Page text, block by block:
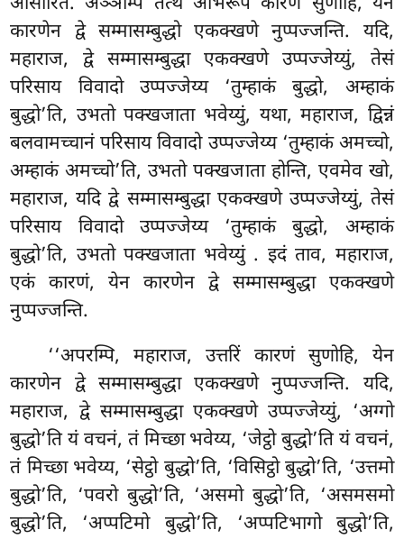
कारणेन द्वे सम्मासम्बुद्धो एकक्खणे नुप्पज्जन्ति. यदि,
महाराज, द्वे सम्मासम्बुद्धा एकक्खणे उप्पज्जेय्युं, तेसं
परिसाय विवादो उप्पज्जेय्य ‘तुम्हाकं बुद्धो, अम्हाकं
बुद्धो’ति, उभतो पक्खजाता भवेय्युं, यथा, महाराज, द्विन्नं
बलवामच्चानं परिसाय विवादो उप्पज्जेय्य ‘तुम्हाकं अमच्चो,
अम्हाकं अमच्चो’ति, उभतो पक्खजाता होन्ति, एवमेव खो,
महाराज, यदि द्वे सम्मासम्बुद्धा एकक्खणे उप्पज्जेय्युं, तेसं
परिसाय विवादो उप्पज्जेय्य ‘तुम्हाकंबुद्धो, अम्हाकं
बुद्धो’ति, उभतो पक्खजाता भवेय्युं . इदं ताव, महाराज,
एकं कारणं, येन कारणेन द्वे सम्मासम्बुद्धा एकक्खणे
नुप्पज्जन्ति.
‘‘अपरम्पि, महाराज, उत्तरिं कारणं सुणोहि, येन
कारणेन द्वे सम्मासम्बुद्धा एकक्खणे नुप्पज्जन्ति. यदि,
महाराज, द्वे सम्मासम्बुद्धा एकक्खणे उप्पज्जेय्युं, ‘अग्गो
बुद्धो’ति यं वचनं, तं मिच्छा भवेय्य, ‘जेट्ठो बुद्धो’ति यं वचनं,
तं मिच्छा भवेय्य, ‘सेट्ठो बुद्धो’ति, ‘विसिट्ठो बुद्धो’ति, ‘उत्तमो
बुद्धो’ति, ‘पवरो बुद्धो’ति, ‘असमो बुद्धो’ति, ‘असमसमो
बुद्धो’ति, ‘अप्पटिमो बुद्धो’ति, ‘अप्पटिभागो बुद्धो’ति,